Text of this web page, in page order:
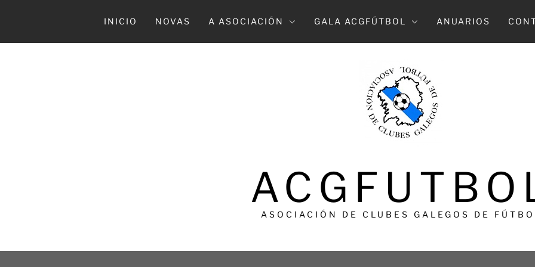
INICIO NOVAS A ASOCIACIÓN GALA ACGFÚTBOL ANUARIOS
ASOCIACIÓN DE CLUBES GALEGOS DE